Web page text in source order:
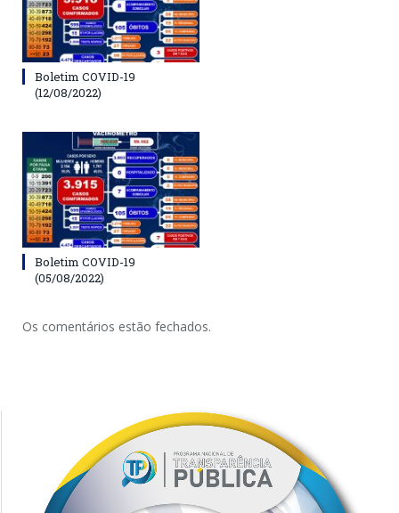
Boletim COVID-19
(12/08/2022)
Boletim COVID-19
(05/08/2022)
Os comentários estão fechados.